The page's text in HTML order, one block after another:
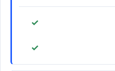
✓
✓